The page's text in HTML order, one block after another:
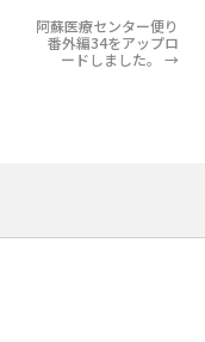
阿蘇医療センター便り
番外編34をアップロ
ードしました。 →